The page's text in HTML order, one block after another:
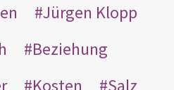
Jürgen Klopp
Beziehung
Kosten
Salz